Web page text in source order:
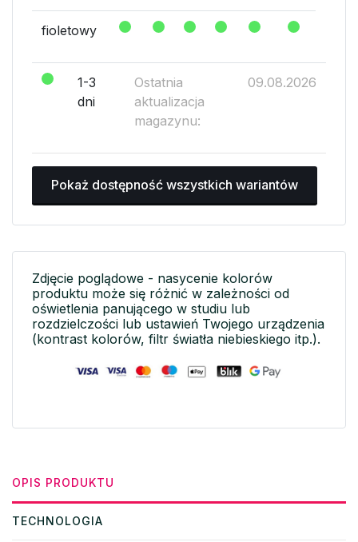
fioletowy
1-3
dni
Ostatnia
aktualizacja
magazynu:
09.08.2026
Pokaż dostępność wszystkich wariantów
Zdjęcie poglądowe - nasycenie kolorów
produktu może się różnić w zależności od
oświetlenia panującego w studiu lub
rozdzielczości lub ustawień Twojego urządzenia
(kontrast kolorów, filtr światła niebieskiego itp.).
OPIS PRODUKTU
TECHNOLOGIA